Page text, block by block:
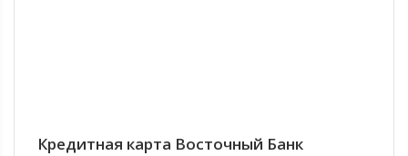
Кредитная карта Восточный Банк